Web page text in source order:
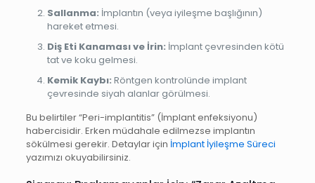
Sallanma: İmplantın (veya iyileşme başlığının)
hareket etmesi.
Diş Eti Kanaması ve İrin: İmplant çevresinden kötü
tat ve koku gelmesi.
Kemik Kaybı: Röntgen kontrolünde implant
çevresinde siyah alanlar görülmesi.
Bu belirtiler “Peri-implantitis” (İmplant enfeksiyonu)
habercisidir. Erken müdahale edilmezse implantın
sökülmesi gerekir. Detaylar için İmplant İyileşme Süreci
yazımızı okuyabilirsiniz.